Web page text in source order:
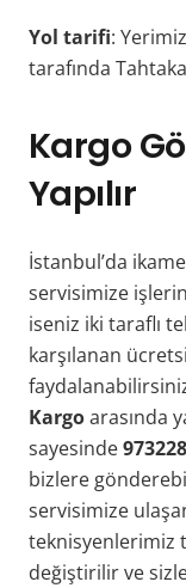
Yol tarifi:
tarafında
Kargo
Yapılır
İstanbul’da
servisimize
iseniz iki taraflı
karşılanan
Kargoarasında
sayesinde
bizlere
servisimize
teknisyenlerimiz
değiştirilir ve